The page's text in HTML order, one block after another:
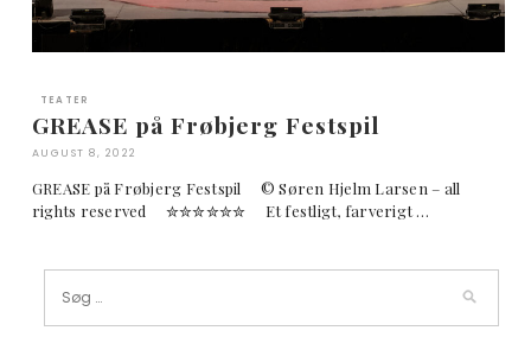
TEATER
GREASE på Frøbjerg Festspil
AUGUST 8, 2022
GREASE på Frøbjerg Festspil © Søren Hjelm Larsen – all
rights reserved ✮✮✮✮✮✮ Et festligt, farverigt …